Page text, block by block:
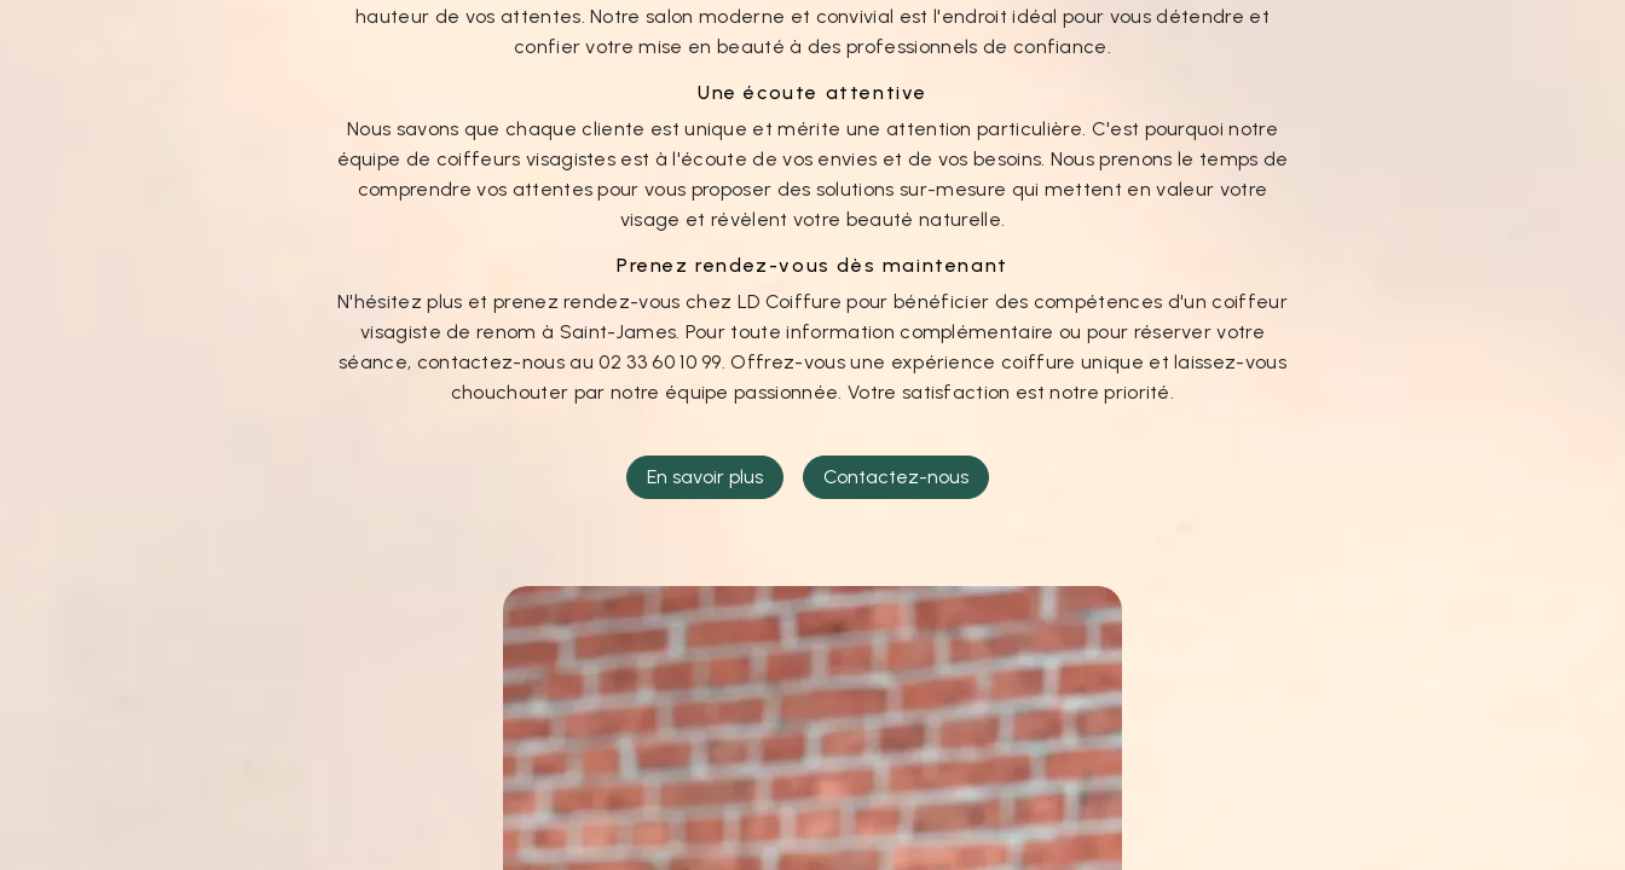
hauteur de vos attentes. Notre salon moderne et convivial est l'endroit idéal pour vous détendre et
confier votre mise en beauté à des professionnels de confiance.
Une écoute attentive
Nous savons que chaque cliente est unique et mérite une attention particulière. C'est pourquoi notre
équipe de coiffeurs visagistes est à l'écoute de vos envies et de vos besoins. Nous prenons le temps de
comprendre vos attentes pour vous proposer des solutions sur-mesure qui mettent en valeur votre
visage et révèlent votre beauté naturelle.
Prenez rendez-vous dès maintenant
N'hésitez plus et prenez rendez-vous chez LD Coiffure pour bénéficier des compétences d'un coiffeur
visagiste de renom à Saint-James. Pour toute information complémentaire ou pour réserver votre
séance, contactez-nous au 02 33 60 10 99. Offrez-vous une expérience coiffure unique et laissez-vous
chouchouter par notre équipe passionnée. Votre satisfaction est notre priorité.
En savoir plus Contactez-nous